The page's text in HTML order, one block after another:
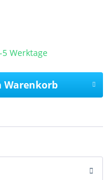
Werktage
Warenkorb